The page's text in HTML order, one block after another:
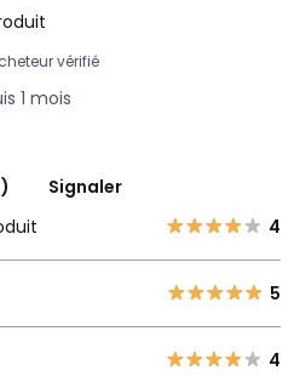
vérifié
1 mois
Signaler
4
5
4